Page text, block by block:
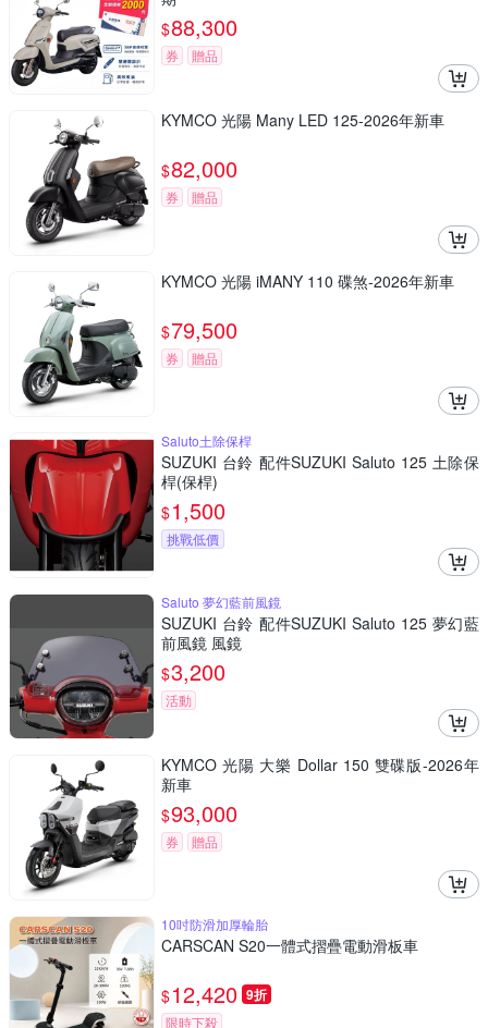
$88,300
券 贈品
KYMCO 光陽 Many LED 125-2026年新車
$82,000
券 贈品
KYMCO 光陽 iMANY 110 碟煞-2026年新車
$79,500
券 贈品
Saluto土除保桿
SUZUKI 台鈴 配件SUZUKI Saluto 125 土除保
桿(保桿)
$1,500
挑戰低價
Saluto 夢幻藍前風鏡
SUZUKI 台鈴 配件SUZUKI Saluto 125 夢幻藍
前風鏡 風鏡
$3,200
活動
KYMCO 光陽 大樂 Dollar 150 雙碟版-2026年
新車
$93,000
券 贈品
10吋防滑加厚輪胎
CARSCAN S20一體式摺疊電動滑板車
$12,420 9折
限時下殺